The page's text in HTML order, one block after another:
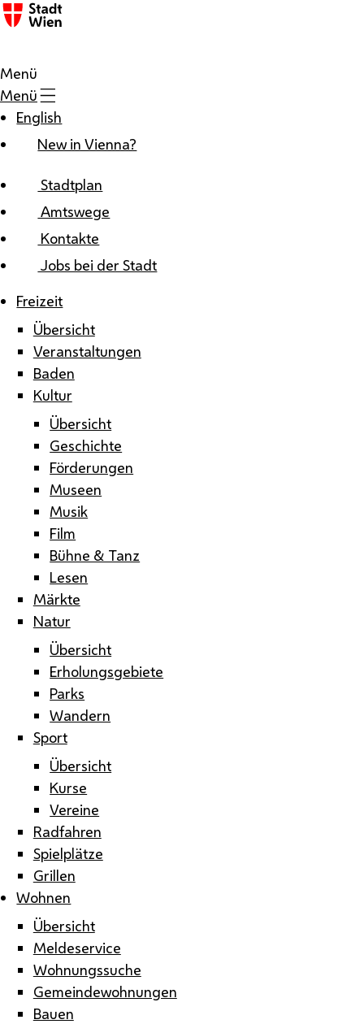
Zum Inhalt
Menü
Menü
English
New in Vienna?
Stadtplan
Amtswege
Kontakte
Jobs bei der Stadt
Freizeit
Übersicht
Veranstaltungen
Baden
Kultur
Übersicht
Geschichte
Förderungen
Museen
Musik
Film
Bühne & Tanz
Lesen
Märkte
Natur
Übersicht
Erholungsgebiete
Parks
Wandern
Sport
Übersicht
Kurse
Vereine
Radfahren
Spielplätze
Grillen
Wohnen
Übersicht
Meldeservice
Wohnungssuche
Gemeindewohnungen
Bauen